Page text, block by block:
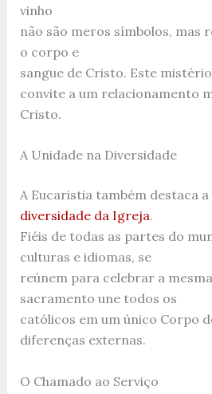
vinho
não são meros símbolos, mas
o corpo e
sangue de Cristo. Este
convite a um relacionamento
Cristo.
A Unidade na Diversidade
A Eucaristia também destaca a
diversidade da Igreja.
Fiéis de todas as partes do
culturas e idiomas, se
reúnem para celebrar a
sacramento une todos os
católicos em um único Corpo
diferenças externas.
O Chamado ao Serviço